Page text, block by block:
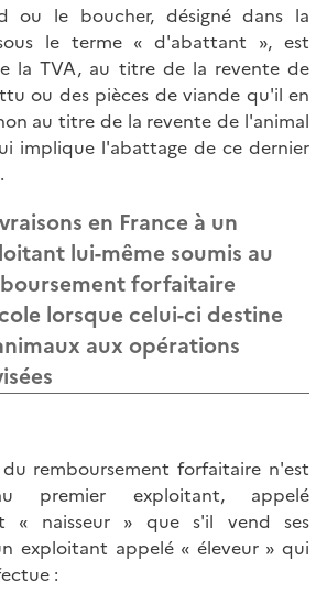
ou le boucher, désigné dans la
le terme « d'abattant », est
la TVA, au titre de la revente de
ou des pièces de viande qu'il en
au titre de la revente de l'animal
implique l'abattage de ce dernier
en France à un
lui-même soumis au
forfaitaire
lorsque celui-ci destine
aux opérations
remboursement forfaitaire n'est
premier exploitant, appelé
« naisseur » que s'il vend ses
exploitant appelé « éleveur » qui
: